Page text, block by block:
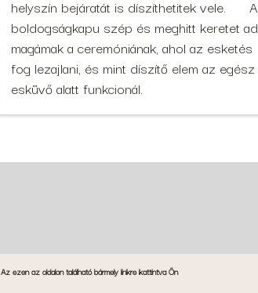
helyszín bejáratát is díszíthetitek vele. A
boldogságkapu szép és meghitt keretet ad
magámak a ceremóniának, ahol az esketés
fog lezajlani, és mint díszítő elem az egész
esküvő alatt funkcionál.
Az ezen az oldalon található bármely linkre kattintva Ön